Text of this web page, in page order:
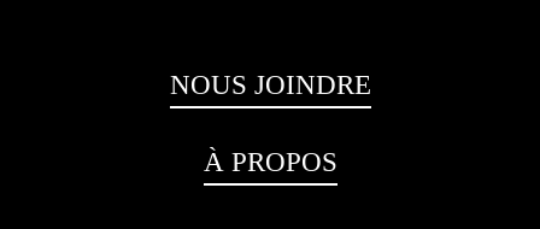
NOUS JOINDRE
À PROPOS